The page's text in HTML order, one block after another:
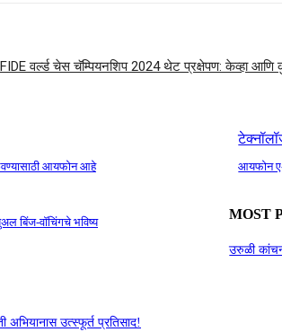
वर्ल्ड चेस चॅम्पियनशिप 2024 थेट प्रक्षेपण: केव्हा आणि
आयफोन आहे आयफोन
बिंज-वॉचिंगचे भविष्य
MOST
उरुळी
अभियानास उत्स्फूर्त प्रतिसाद!